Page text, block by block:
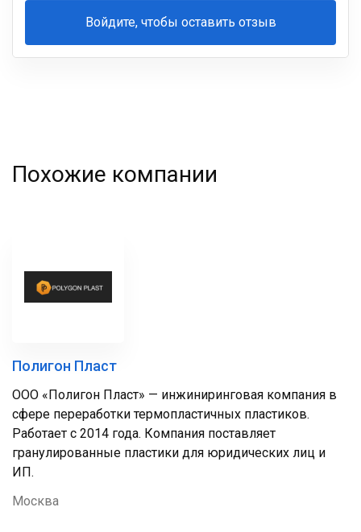
Войдите, чтобы оставить отзыв
Ваша
Похожие компании
Полигон Пласт
ООО «Полигон Пласт» — инжиниринговая компания в
сфере переработки термопластичных пластиков.
Работает с 2014 года. Компания поставляет
гранулированные пластики для юридических лиц и
ИП.
Москва